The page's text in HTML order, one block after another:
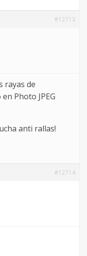
#12713
rayas de
Photo JPEG
anti rallas!
#12714